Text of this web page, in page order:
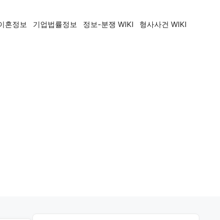
혼정보 기업법률정보 정보-분쟁 WIKI 형사사건 WIKI